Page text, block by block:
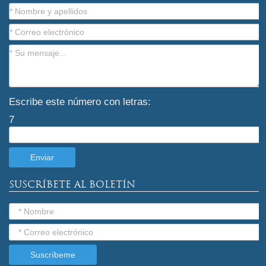
Escribe este número con letras:
7
SUSCRÍBETE AL BOLETÍN